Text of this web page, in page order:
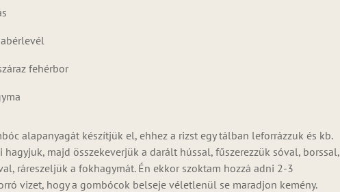
fehérbor
alapanyagát készítjük el, ehhez a rizst egy tálban leforrázzuk és kb.
majd összekeverjük a darált hússal, fűszerezzük sóval, borssal,
ráreszeljük a fokhagymát. Én ekkor szoktam hozzá adni 2-3
vizet, hogy a gombócok belseje véletlenül se maradjon kemény.